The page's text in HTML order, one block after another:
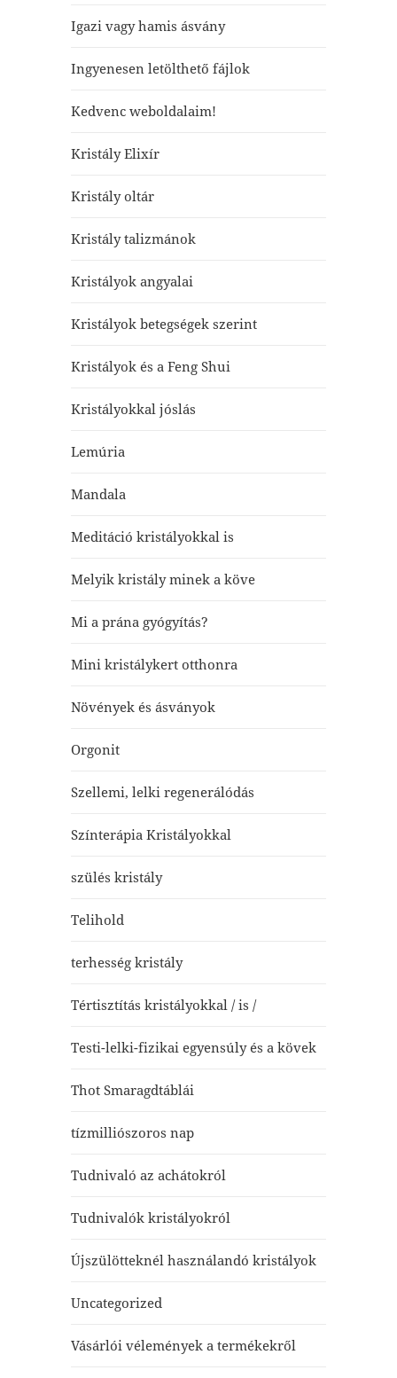
Igazi vagy hamis ásvány
Ingyenesen letölthető fájlok
Kedvenc weboldalaim!
Kristály Elixír
Kristály oltár
Kristály talizmánok
Kristályok angyalai
Kristályok betegségek szerint
Kristályok és a Feng Shui
Kristályokkal jóslás
Lemúria
Mandala
Meditáció kristályokkal is
Melyik kristály minek a köve
Mi a prána gyógyítás?
Mini kristálykert otthonra
Növények és ásványok
Orgonit
Szellemi, lelki regenerálódás
Színterápia Kristályokkal
szülés kristály
Telihold
terhesség kristály
Tértisztítás kristályokkal / is /
Testi-lelki-fizikai egyensúly és a kövek
Thot Smaragdtáblái
tízmilliószoros nap
Tudnivaló az achátokról
Tudnivalók kristályokról
Újszülötteknél használandó kristályok
Uncategorized
Vásárlói vélemények a termékekről